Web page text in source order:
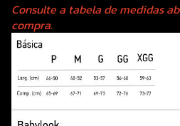
Consulte a tabela de medidas
compra.